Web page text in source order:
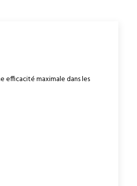
efficacité maximale dans les